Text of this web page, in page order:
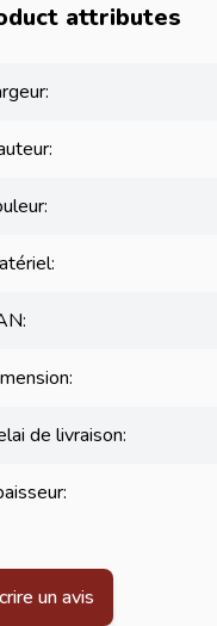
attributes
de livraison:
un avis